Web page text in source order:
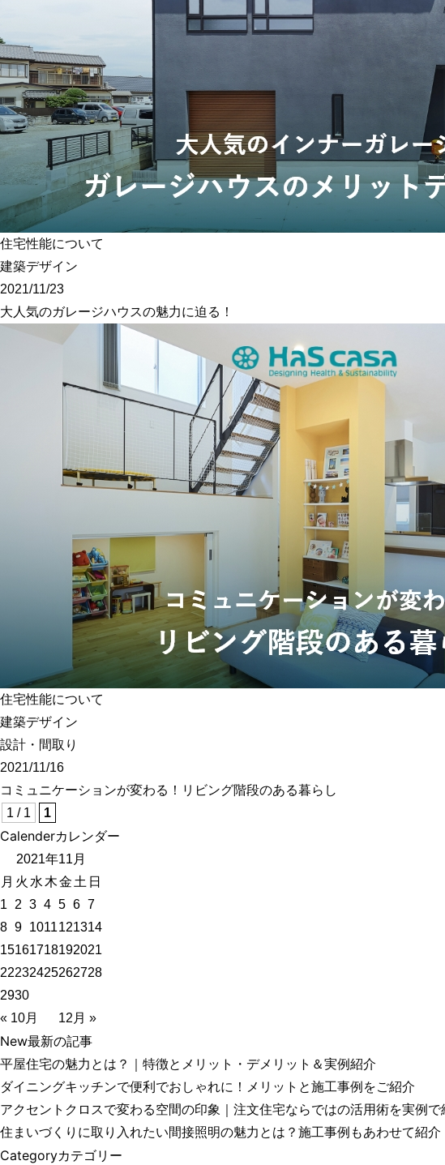
住宅性能について
建築デザイン
2021/11/23
大人気のガレージハウスの魅力に迫る！
住宅性能について
建築デザイン
設計・間取り
2021/11/16
コミュニケーションが変わる！リビング階段のある暮らし
1 / 1
1
Calenderカレンダー
2021年11月
月 火 水 木金 土 日
« 10月 12月 »
1 2 3 4 5 6 7
8 9 1011121314
15161718192021
22232425262728
2930
New最新の記事
平屋住宅の魅力とは？｜特徴とメリット・デメリット＆実例紹介
ダイニングキッチンで便利でおしゃれに！メリットと施工事例をご紹介
アクセントクロスで変わる空間の印象｜注文住宅ならではの活用術を実例で
住まいづくりに取り入れたい間接照明の魅力とは？施工事例もあわせて紹介
Categoryカテゴリー